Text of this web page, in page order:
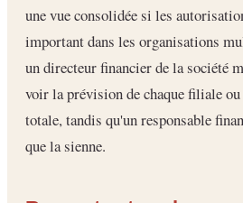
une vue consolidée si les
important dans les organisations
un directeur financier de la société
voir la prévision de chaque filiale
totale, tandis qu'un responsable
que la sienne.